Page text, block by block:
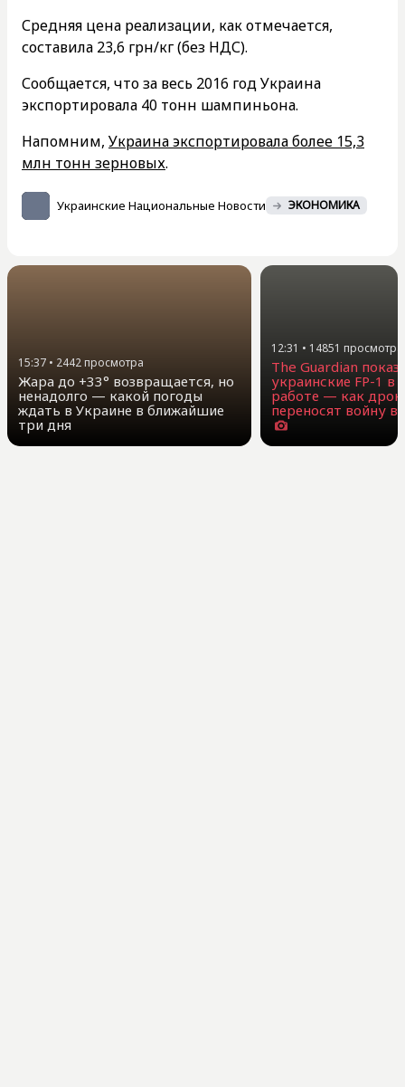
Средняя цена реализации, как отмечается,
составила 23,6 грн/кг (без НДС).
Сообщается, что за весь 2016 год Украина
экспортировала 40 тонн шампиньона.
Напомним, Украина экспортировала более 15,3
млн тонн зерновых.
Украинские Национальные Новости ЭКОНОМИКА
15:37 • 2442просмотра
Жара до +33° возвращается, но
ненадолго — какой погоды
ждать в Украине в ближайшие
три дня
12:31 • 14851 просмотра
The Guardian
украинские FP-1 в
работе — как
переносят войну